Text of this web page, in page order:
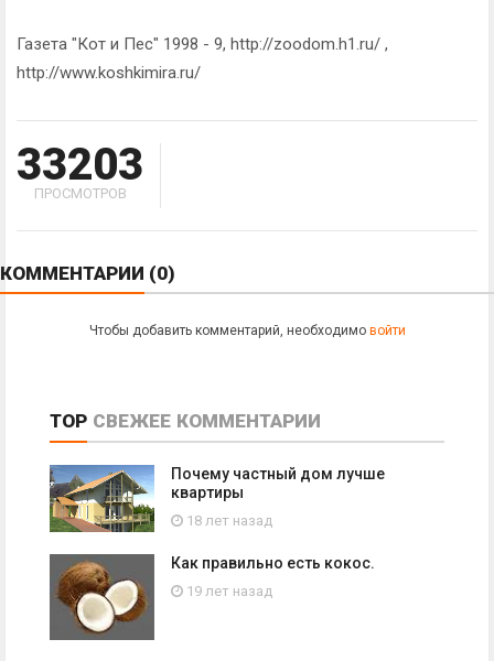
Газета "Кот и Пес" 1998 - 9, http://zoodom.h1.ru/ ,
http://www.koshkimira.ru/
33203
ПРОСМОТРОВ
КОММЕНТАРИИ (0)
Чтобы добавить комментарий, необходимо войти
TOP СВЕЖЕЕ КОММЕНТАРИИ
Почему частный дом лучше
квартиры
18 лет назад
Как правильно есть кокос.
19 лет назад